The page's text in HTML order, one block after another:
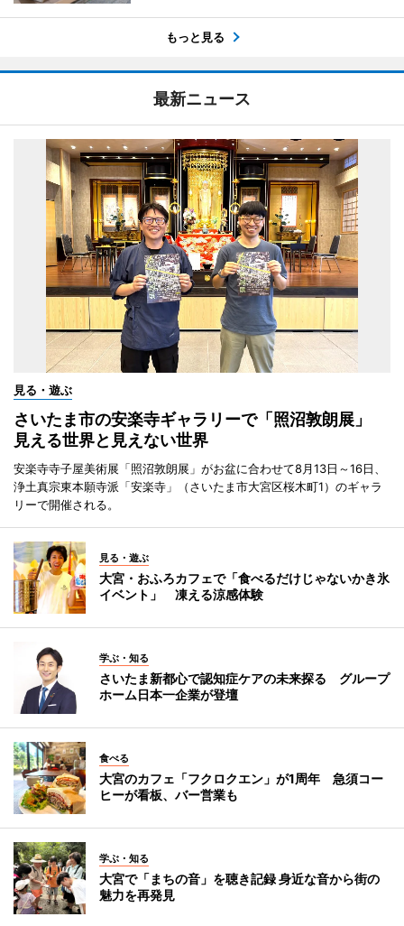
もっと見る
最新ニュース
見る・遊ぶ
さいたま市の安楽寺ギャラリーで「照沼敦朗展」
見える世界と見えない世界
安楽寺寺子屋美術展「照沼敦朗展」がお盆に合わせて8月13日～16日、
浄土真宗東本願寺派「安楽寺」（さいたま市大宮区桜木町1）のギャラ
リーで開催される。
見る・遊ぶ
大宮・おふろカフェで「食べるだけじゃないかき氷
イベント」 凍える涼感体験
学ぶ・知る
さいたま新都心で認知症ケアの未来探る グループ
ホーム日本一企業が登壇
食べる
大宮のカフェ「フクロクエン」が1周年 急須コー
ヒーが看板、バー営業も
学ぶ・知る
大宮で「まちの音」を聴き記録 身近な音から街の
魅力を再発見